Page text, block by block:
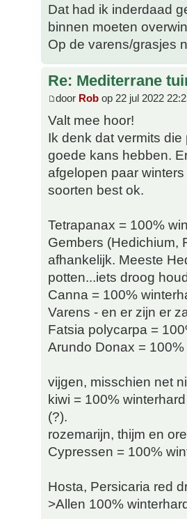
Dat had ik inderdaad
binnen moeten
Op de varens/grasjes
Re: Mediterrane
door Rob op 22 jul 2022
Valt mee hoor!
Ik denk dat vermits
goede kans hebben.
afgelopen paar
soorten best ok.
Tetrapanax = 100%
Gembers (Hedichium,
afhankelijk. Meeste
potten...iets droog
Canna = 100%
Varens - en er zijn er
Fatsia polycarpa =
Arundo Donax =
vijgen, misschien net
kiwi = 100%
(?).
rozemarijn, thijm en
Cypressen = 100%
Hosta, Persicaria red
>Allen 100%